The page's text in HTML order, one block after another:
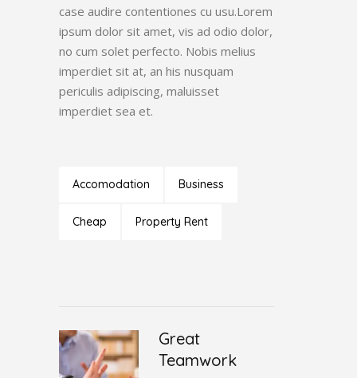
case audire contentiones cu usu.Lorem
ipsum dolor sit amet, vis ad odio dolor,
no cum solet perfecto. Nobis melius
imperdiet sit at, an his nusquam
periculis adipiscing, maluisset
imperdiet sea et.
Accomodation Business
Cheap Property Rent
Great
Teamwork